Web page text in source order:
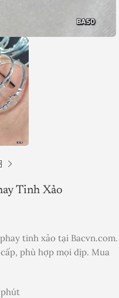
Tinh Xảo
tinh xảo tại Bacvn.com.
phù hợp mọi dịp. Mua